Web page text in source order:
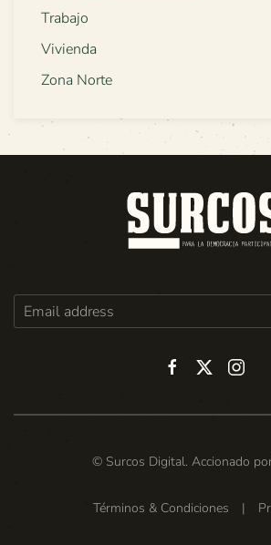
Trabajo
Vivienda
Zona Norte
© Surcos Digital. Accionado
Términos & Condiciones |